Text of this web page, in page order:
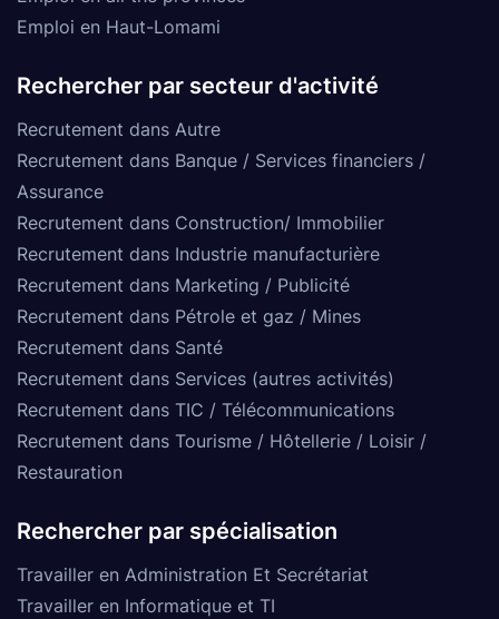
Emploi en Haut-Lomami
Rechercher par secteur d'activité
Recrutement dans Autre
Recrutement dans Banque / Services financiers /
Assurance
Recrutement dans Construction/ Immobilier
Recrutement dans Industrie manufacturière
Recrutement dans Marketing / Publicité
Recrutement dans Pétrole et gaz / Mines
Recrutement dans Santé
Recrutement dans Services (autres activités)
Recrutement dans TIC / Télécommunications
Recrutement dans Tourisme / Hôtellerie / Loisir /
Restauration
Rechercher par spécialisation
Travailler en Administration Et Secrétariat
Travailler en Informatique et TI